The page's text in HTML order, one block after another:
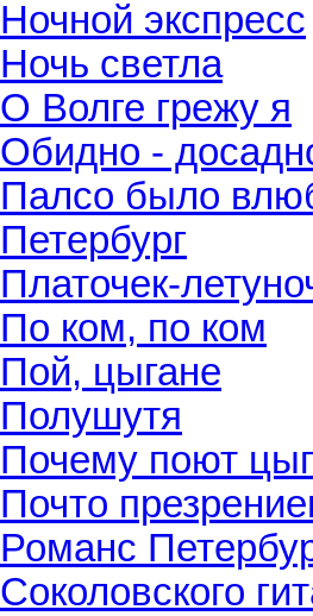
Ночной экспресс
Ночь светла
О Волге грежу я
Обидно -
Палсо было
Петербург
Платочек-
По ком, по ком
Пой, цыгане
Полушутя
Почему поют
Почто
Романс
Соколовского